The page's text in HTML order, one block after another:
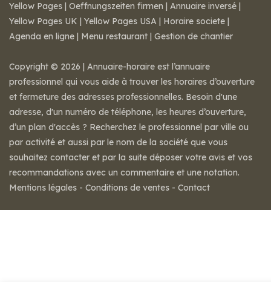
Yellow Pages | Oeffnungszeiten firmen | Annuaire inversé |
Yellow Pages UK | Yellow Pages USA | Horaire societe |
Agenda en ligne | Menu restaurant | Gestion de chantier
Copyright © 2026 | Annuaire-horaire est l’annuaire
professionnel qui vous aide à trouver les horaires d’ouverture
et fermeture des adresses professionnelles. Besoin d'une
adresse, d'un numéro de téléphone, les heures d’ouverture,
d’un plan d'accès ? Recherchez le professionnel par ville ou
par activité et aussi par le nom de la société que vous
souhaitez contacter et par la suite déposer votre avis et vos
recommandations avec un commentaire et une notation.
Mentions légales - Conditions de ventes - Contact